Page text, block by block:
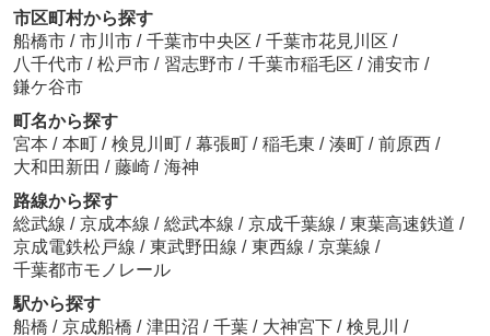
市区町村から探す
船橋市 / 市川市 / 千葉市中央区 / 千葉市花見川区 /
八千代市 / 松戸市 / 習志野市 / 千葉市稲毛区 / 浦安市 /
鎌ケ谷市
町名から探す
宮本 / 本町 / 検見川町 / 幕張町 / 稲毛東 / 湊町 / 前原西 /
大和田新田 / 藤崎 / 海神
路線から探す
総武線 / 京成本線 / 総武本線 / 京成千葉線 / 東葉高速鉄道 /
京成電鉄松戸線 / 東武野田線 / 東西線 / 京葉線 /
千葉都市モノレール
駅から探す
船橋 / 京成船橋 / 津田沼 / 千葉 / 大神宮下 / 検見川
/